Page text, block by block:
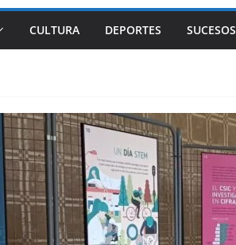
CULTURA DEPORTES SUCESOS